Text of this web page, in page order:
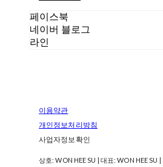
페이스북
네이버 블로그
라인
이용약관
개인정보처리방침
사업자정보확인
상호: WON HEE SU | 대표: WON HEE SU